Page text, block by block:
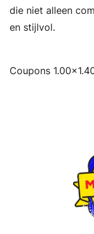
die niet alleen
en stijlvol.
Coupons